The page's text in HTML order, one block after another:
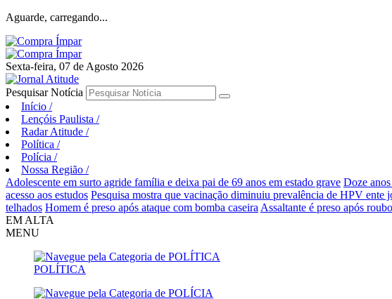
Aguarde, carregando...
Sexta-feira, 07 de Agosto 2026
Pesquisar Notícia
Início /
Lençóis Paulista /
Radar Atitude /
Política /
Polícia /
Nossa Região /
Adolescente em surto agride família e deixa pai de 69 anos em estado grave Doze
acesso aos estudos Pesquisa mostra que vacinação diminuiu prevalência de HPV ente
telhados Homem é preso após ataque com bomba caseira Assaltante é preso após
EM ALTA
MENU
POLÍTICA